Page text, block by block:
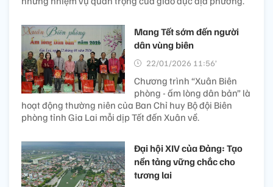
Mang Tết sớm đến người
dân vùng biên
22/01/2026 11:56’
Chương trình “Xuân Biên
phòng - ấm lòng dân bản” là
hoạt động thường niên của Ban Chỉ huy Bộ đội Biên
phòng tỉnh Gia Lai mỗi dịp Tết đến Xuân về.
Đại hội XIV của Đảng: Tạo
nền tảng vững chắc cho
tương lai